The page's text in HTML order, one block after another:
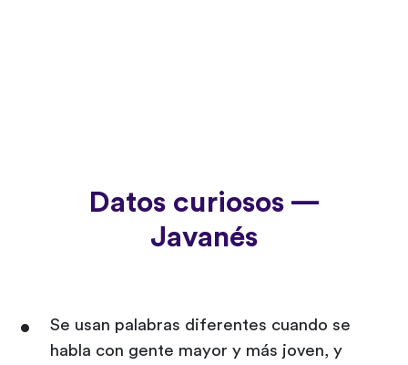
Datos curiosos —
Javanés
Se usan palabras diferentes cuando se
habla con gente mayor y más joven, y